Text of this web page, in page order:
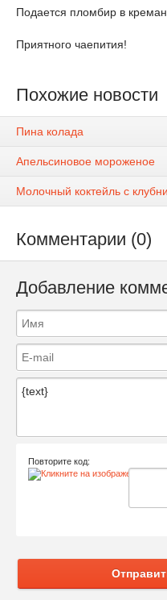
Подается пломбир в
Приятного чаепития!
Похожие новости
Пина колада
Апельсиновое мороженое
Молочный коктейль с
Комментарии (0)
Добавление
Повторите код: